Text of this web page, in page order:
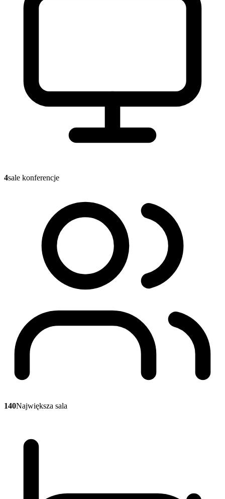
4sale konferencje
140Największa sala